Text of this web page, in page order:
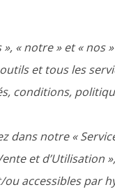
« notre » et « nos
et tous les
conditions,
notre «
et d’Utilisation
accessibles par